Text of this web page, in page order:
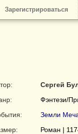
Зарегистрироваться
Сергей
Фэнтези/
Земли
Роман |